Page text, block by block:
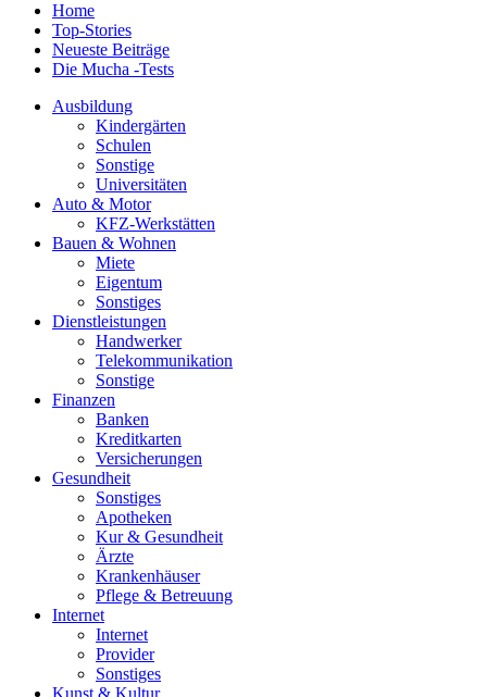
Home
Top-Stories
Neueste Beiträge
Die Mucha -Tests
Ausbildung
Kindergärten
Schulen
Sonstige
Universitäten
Auto & Motor
KFZ-Werkstätten
Bauen & Wohnen
Miete
Eigentum
Sonstiges
Dienstleistungen
Handwerker
Telekommunikation
Sonstige
Finanzen
Banken
Kreditkarten
Versicherungen
Gesundheit
Sonstiges
Apotheken
Kur & Gesundheit
Ärzte
Krankenhäuser
Pflege & Betreuung
Internet
Internet
Provider
Sonstiges
Kunst & Kultur